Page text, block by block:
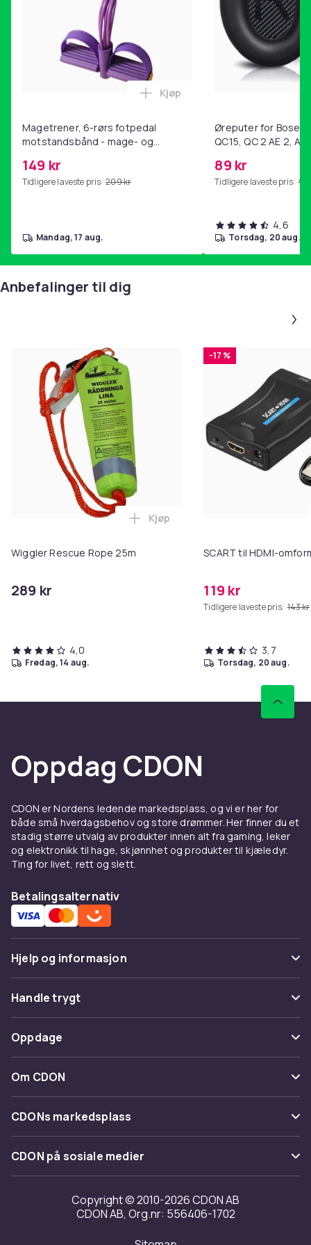
Farge: rosa
Alder: 3-6 år
560
Artikkel nr.
1402231b-0160-5d0a-8ec4-7a6bfa258a12
Produktsikkerhetsinformasjon
Magetrener, 6-rørs fotpedal
motstandsbånd - mage- og
hjemmegymnastikk Purple
149 kr
Tidligere laveste pris: 209 kr
Legg Magetrener, 6-rørs
Kjøp
mandag, 17 aug.
Øreputer for Bose
QC15, QC 2 AE 2, AE
89 kr
Tidligere laveste pris: 99
4,6
torsdag, 20 aug.
Anbefalinger til dig
Wiggler Rescue Rope 25m
289 kr
Legg Wiggler Rescue Rope
Kjøp
4,0
fredag, 14 aug.
-17 %
SCART til HDMI-
119 kr
Tidligere laveste pris: 143 kr
3,7
torsdag, 20 aug.
Oppdag CDON
CDON er Nordens ledende markedsplass, og vi er her for
både små hverdagsbehov og store drømmer. Her finner du et
stadig større utvalg av produkter innen alt fra gaming, leker
og elektronikk til hage, skjønnhet og produkter til kjæledyr.
Ting for livet, rett og slett.
Betalingsalternativ
Hjelp og informasjon
Vanlige spørsmål
Spor pakke
Angre & returner her
Kontakt oss
Handle trygt
Betaling
Levering
Tilbakekallinger
Oppdage
Kategorier
Varemerker
Om CDON
Om oss
Kundeanmeldelser
Jobbe på CDON
Investor relations
Tilgjengelighet
CDONs markedsplass
Merchant Help Center
CDON på sosiale medier
Copyright © 2010-2026 CDON AB
CDON AB, Org.nr: 556406-1702